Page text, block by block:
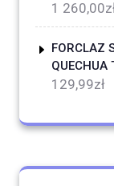
1 260,00
FORCLAZ
QUECHUA
129,99zł